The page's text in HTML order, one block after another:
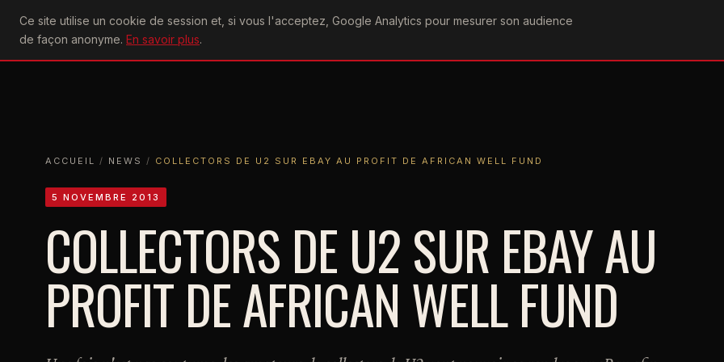
Ce site utilise un cookie de session et, si vous l'acceptez, Google Analytics pour mesurer son audience
de façon anonyme. En savoir plus.
U2achtung
ACCUEIL
ACTU CONCERTS DISCOGRAPHIEPAROLESVIDÉOGRAPHIEFORUMS
ACCUEIL / NEWS / COLLECTORS DE U2 SUR EBAY AU PROFIT DE AFRICAN WELL FUND
5 NOVEMBRE 2013
COLLECTORS DE U2 SUR EBAY AU
PROFIT DE AFRICAN WELL FUND